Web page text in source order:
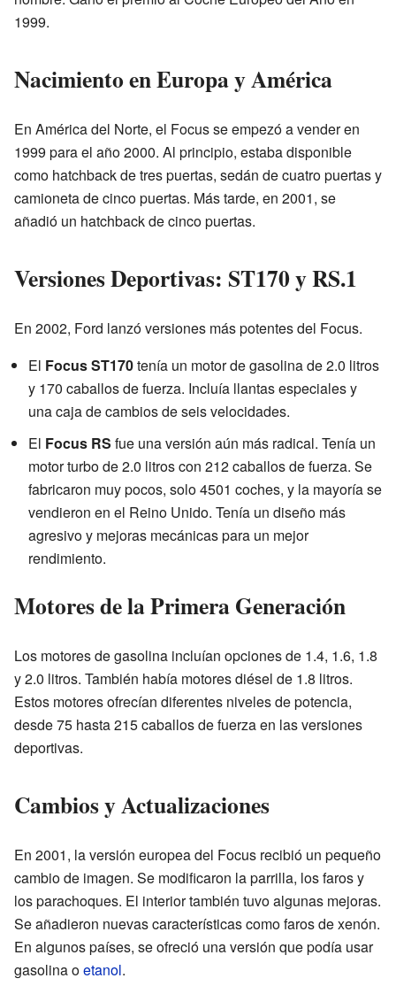
1999.
Nacimiento en Europa y América
En América del Norte, el Focus se empezó a vender en
1999 para el año 2000. Al principio, estaba disponible
como hatchback de tres puertas, sedán de cuatro puertas y
camioneta de cinco puertas. Más tarde, en 2001, se
añadió un hatchback de cinco puertas.
Versiones Deportivas: ST170 y RS.1
En 2002, Ford lanzó versiones más potentes del Focus.
El Focus ST170tenía un motor de gasolina de 2.0 litros
y 170 caballos de fuerza. Incluía llantas especiales y
una caja de cambios de seis velocidades.
El Focus RS fue una versión aún más radical. Tenía un
motor turbo de 2.0 litros con 212 caballos de fuerza. Se
fabricaron muy pocos, solo 4501 coches, y la mayoría se
vendieron en el Reino Unido. Tenía un diseño más
agresivo y mejoras mecánicas para un mejor
rendimiento.
Motores de la Primera Generación
Los motores de gasolina incluían opciones de 1.4, 1.6, 1.8
y 2.0 litros. También había motores diésel de 1.8 litros.
Estos motores ofrecían diferentes niveles de potencia,
desde 75 hasta 215 caballos de fuerza en las versiones
deportivas.
Cambios y Actualizaciones
En 2001, la versión europea del Focus recibió un pequeño
cambio de imagen. Se modificaron la parrilla, los faros y
los parachoques. El interior también tuvo algunas mejoras.
Se añadieron nuevas características como faros de xenón.
En algunos países, se ofreció una versión que podía usar
gasolina oetanol.